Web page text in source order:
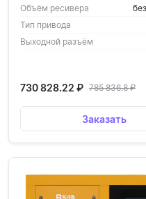
Объём ресивера
Тип привода
Выходной разъём
730 828.22 ₽ 785 836.8₽
Заказать